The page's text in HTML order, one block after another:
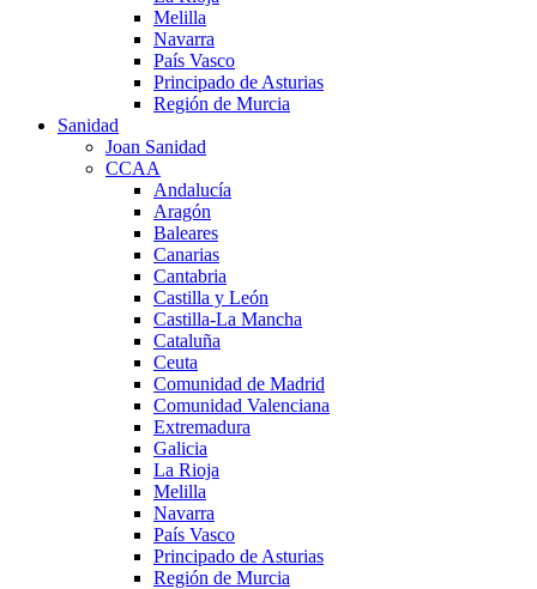
Melilla
Navarra
País Vasco
Principado de Asturias
Región de Murcia
Sanidad
Joan Sanidad
CCAA
Andalucía
Aragón
Baleares
Canarias
Cantabria
Castilla y León
Castilla-La Mancha
Cataluña
Ceuta
Comunidad de Madrid
Comunidad Valenciana
Extremadura
Galicia
La Rioja
Melilla
Navarra
País Vasco
Principado de Asturias
Región de Murcia